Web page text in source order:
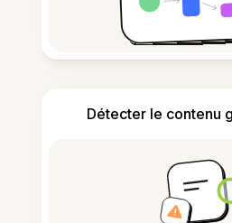
Détecter le contenu